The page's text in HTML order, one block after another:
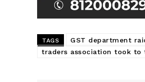
TAGS GST department
traders association took to